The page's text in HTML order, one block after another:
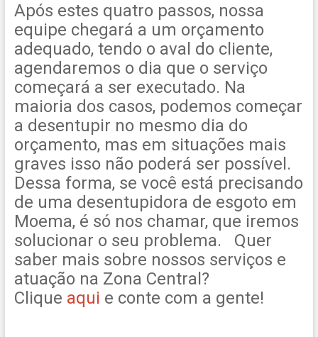
Após estes quatro passos, nossa
equipe chegará a um orçamento
adequado, tendo o aval do cliente,
agendaremos o dia que o serviço
começará a ser executado. Na
maioria dos casos, podemos começar
a desentupir no mesmo dia do
orçamento, mas em situações mais
graves isso não poderá ser possível.
Dessa forma, se você está precisando
de uma desentupidora de esgoto em
Moema, é só nos chamar, que iremos
solucionar o seu problema. Quer
saber mais sobre nossos serviços e
atuação na Zona Central?
Clique aqui e conte com a gente!